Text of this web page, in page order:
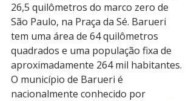
26,5 quilômetros do marco zero de
São Paulo, na Praça da Sé. Barueri
tem uma área de 64 quilômetros
quadrados e uma população fixa de
aproximadamente 264 mil habitantes.
O município de Barueri é
nacionalmente conhecido por